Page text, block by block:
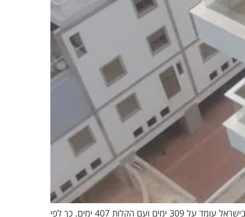
זירוז תהליכים להוצאת היתר בנייה קיצור זמנים להוצאת היתר בניה – הזמן הממוצע להוצאת היתר בניה כיום בישראל עומד על 309 ימים ועם הקלות 407 ימים. כך לפי